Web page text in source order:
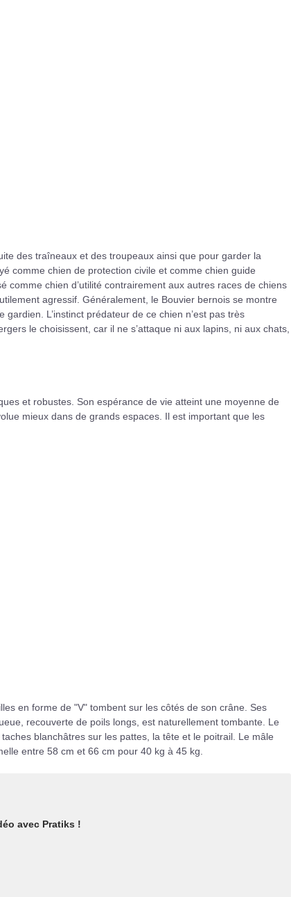
des traîneaux et des troupeaux ainsi que pour garder la
comme chien de protection civile et comme chien guide
comme chien d’utilité contrairement aux autres races de chiens
agressif. Généralement, le Bouvier bernois se montre
L’instinct prédateur de ce chien n’est pas très
le choisissent, car il ne s’attaque ni aux lapins, ni aux chats,
et robustes. Son espérance de vie atteint une moyenne de
mieux dans de grands espaces. Il est important que les
en forme de "V" tombent sur les côtés de son crâne. Ses
recouverte de poils longs, est naturellement tombante. Le
blanchâtres sur les pattes, la tête et le poitrail. Le mâle
entre 58 cm et 66 cm pour 40 kg à 45 kg.
avec Pratiks !